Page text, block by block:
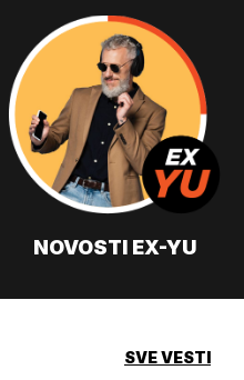
NOVOSTI EX-YU
SVE VESTI